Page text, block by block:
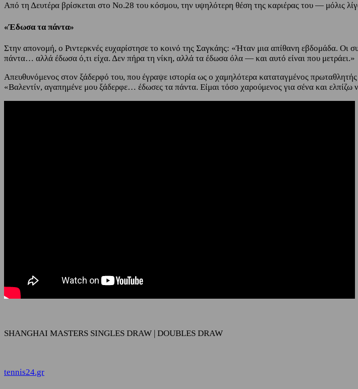
Από τη Δευτέρα βρίσκεται στο Νο.28 του κόσμου, την υψηλότερη θέση της καριέρας του — μόλις
«Έδωσα τα πάντα»
Στην απονομή, ο Ριντερκνές ευχαρίστησε το κοινό της Σαγκάης: «Ήταν μια απίθανη εβδομάδα. Οι
πάντα… αλλά έδωσα ό,τι είχα. Δεν πήρα τη νίκη, αλλά τα έδωσα όλα — και αυτό είναι που μετράει.»
Απευθυνόμενος στον ξάδερφό του, που έγραψε ιστορία ως ο χαμηλότερα καταταγμένος
«Βαλεντίν, αγαπημένε μου ξάδερφε… έδωσες τα πάντα. Είμαι τόσο χαρούμενος για σένα και ελπίζω
SHANGHAI MASTERS SINGLES DRAW | DOUBLES DRAW
tennis24.gr